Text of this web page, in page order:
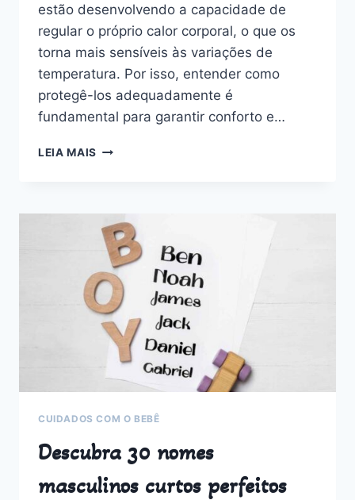
estão desenvolvendo a capacidade de
regular o próprio calor corporal, o que os
torna mais sensíveis às variações de
temperatura. Por isso, entender como
protegê-los adequadamente é
fundamental para garantir conforto e…
LEIA MAIS COMO
EM
LOCAIS
FRIOS
QUENTES:
GUIA
COMPLETO
CUIDADOS COM O BEBÊ
Descubra 30 nomes
masculinos curtos perfeitos